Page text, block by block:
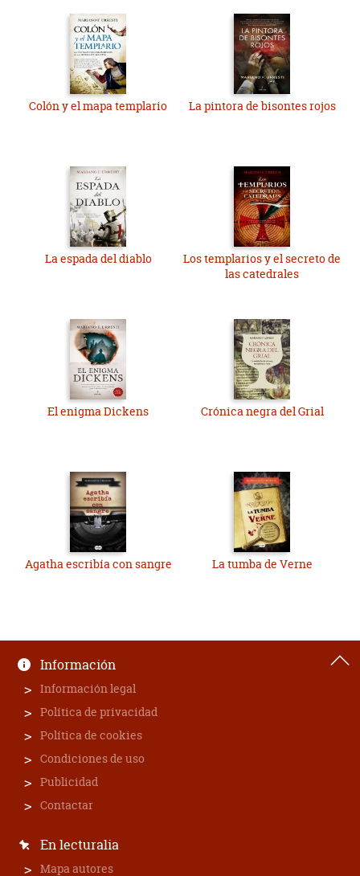
Colón y el mapa templario La pintora de bisontes rojos
La espada del diablo
Los templarios y el secreto de
las catedrales
El enigma Dickens Crónica negra del Grial
Agatha escribía con sangre La tumba de Verne
Información
Información legal
Política de privacidad
Política de cookies
Condiciones de uso
Publicidad
Contactar
En lecturalia
Mapa autores